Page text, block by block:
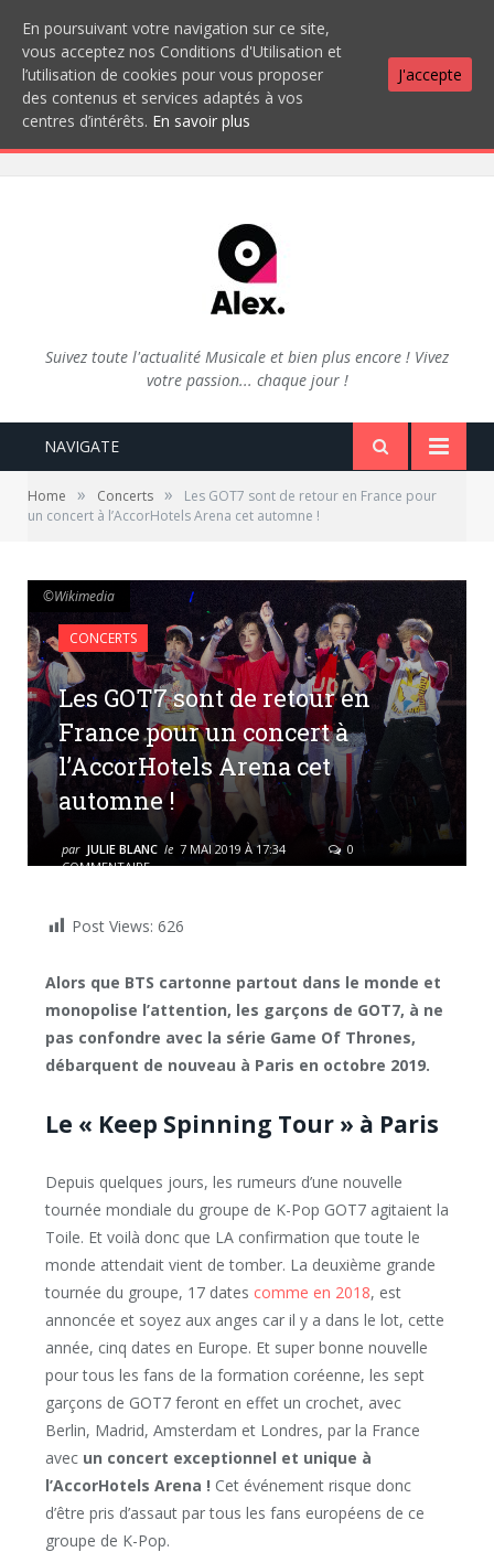
Suivez toute l'actualité Musicale et bien plus encore ! Vivez
votre passion... chaque jour !
NAVIGATE
Home » Concerts »
Les GOT7 sont de retour en France pour
un concert à l’AccorHotels Arena cet automne !
©Wikimedia
CONCERTS
Les GOT7 sont de retour en
France pour un concert à
l’AccorHotels Arena cet
automne !
par JULIE BLANC le 7 MAI 2019 À 17:34
0
COMMENTAIRE
©Wikimedia
Post Views: 626
Alors que BTS cartonne partout dans le monde et
monopolise l’attention, les garçons de GOT7, à ne
pas confondre avec la série Game Of Thrones,
débarquent de nouveau à Paris en octobre 2019.
Le « Keep Spinning Tour » à Paris
Depuis quelques jours, les rumeurs d’une nouvelle
tournée mondiale du groupe de K-Pop GOT7 agitaient la
Toile. Et voilà donc que LA confirmation que toute le
monde attendait vient de tomber. La deuxième grande
tournée du groupe, 17 dates comme en 2018, est
annoncée et soyez aux anges car il y a dans le lot, cette
année, cinq dates en Europe. Et super bonne nouvelle
pour tous les fans de la formation coréenne, les sept
garçons de GOT7 feront en effet un crochet, avec
Berlin, Madrid, Amsterdam et Londres, par la France
avec un concert exceptionnel et unique à
l’AccorHotels Arena ! Cet événement risque donc
d’être pris d’assaut par tous les fans européens de ce
groupe de K-Pop.
En poursuivant votre navigation sur ce site,
vous acceptez nos Conditions d'Utilisation et
l’utilisation de cookies pour vous proposer
des contenus et services adaptés à vos
centres d’intérêts. En savoir plus
J'accepte